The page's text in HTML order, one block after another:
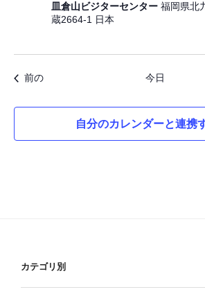
皿倉山ビジターセンター 福岡県北
蔵2664-1 日本
前のイベント 今日
自分のカレンダーと連携
カテゴリ別